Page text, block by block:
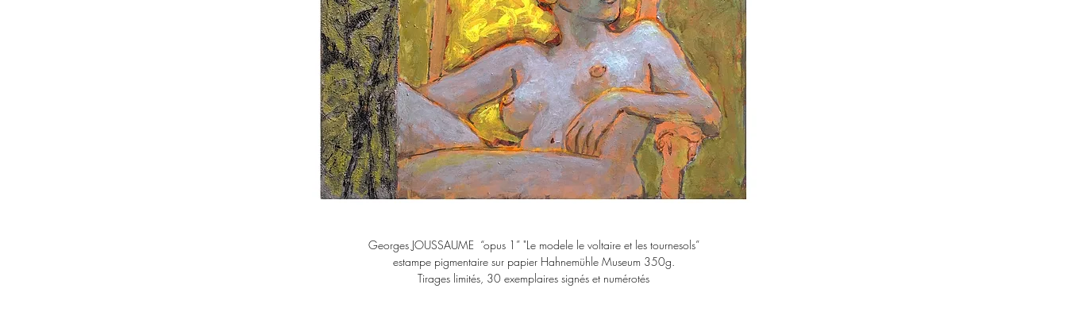
Georges JOUSSAUME “opus 1” "Le modele le voltaire et les tournesols”
estampe pigmentaire sur papier Hahnemühle Museum 350g.
Tirages limités, 30 exemplaires signés et numérotés